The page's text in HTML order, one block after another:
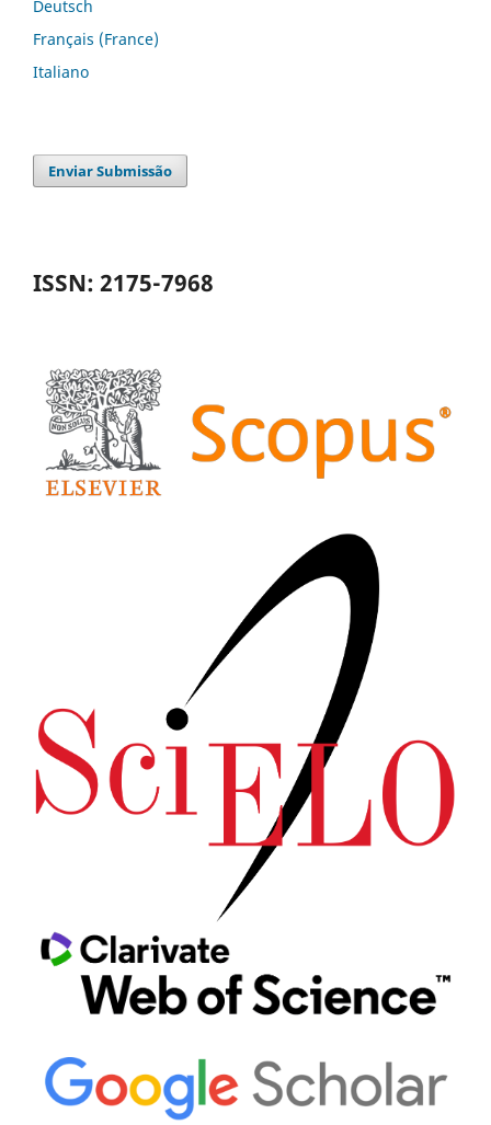
Deutsch
Français (France)
Italiano
Enviar Submissão
ISSN: 2175-7968